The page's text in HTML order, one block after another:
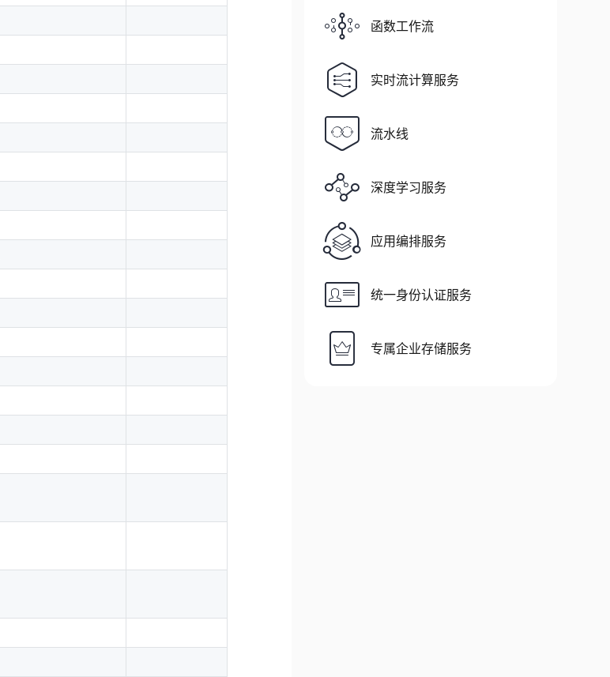
函数工作流
实时流计算服务
流水线
深度学习服务
应用编排服务
统一身份认证服务
专属企业存储服务